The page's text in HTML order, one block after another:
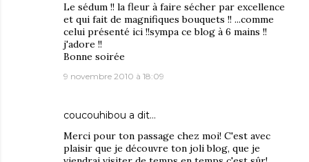
Le sédum !! la fleur à faire sécher par excellence
et qui fait de magnifiques bouquets !! ...comme
celui présenté ici !!sympa ce blog à 6 mains !!
j'adore !!
Bonne soirée
9 novembre 2010 à 18:09
coucouhibou a dit…
Merci pour ton passage chez moi! C'est avec
plaisir que je découvre ton joli blog, que je